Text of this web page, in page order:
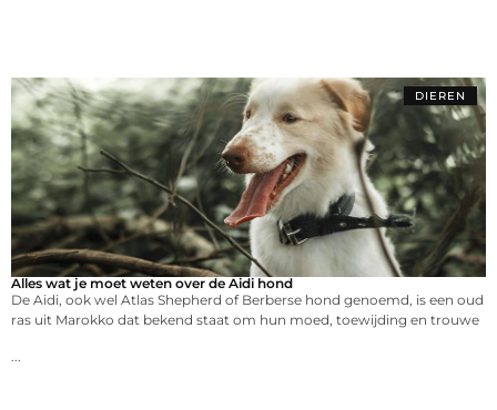
DIEREN
Alles wat je moet weten over de Aidi hond
De Aidi, ook wel Atlas Shepherd of Berberse hond genoemd, is een oud
ras uit Marokko dat bekend staat om hun moed, toewijding en trouwe